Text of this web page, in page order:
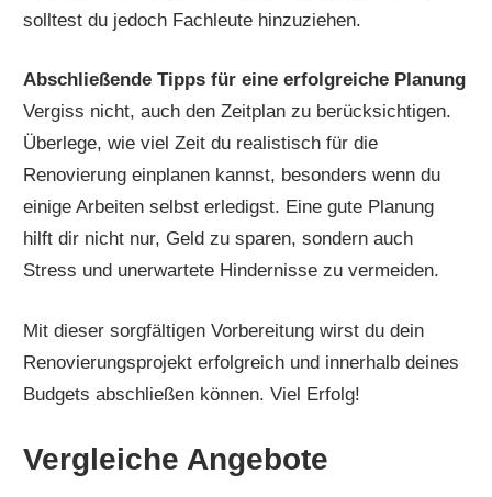
solltest du jedoch Fachleute hinzuziehen.
Abschließende Tipps für eine erfolgreiche Planung
Vergiss nicht, auch den Zeitplan zu berücksichtigen.
Überlege, wie viel Zeit du realistisch für die
Renovierung einplanen kannst, besonders wenn du
einige Arbeiten selbst erledigst. Eine gute Planung
hilft dir nicht nur, Geld zu sparen, sondern auch
Stress und unerwartete Hindernisse zu vermeiden.
Mit dieser sorgfältigen Vorbereitung wirst du dein
Renovierungsprojekt erfolgreich und innerhalb deines
Budgets abschließen können. Viel Erfolg!
Vergleiche Angebote